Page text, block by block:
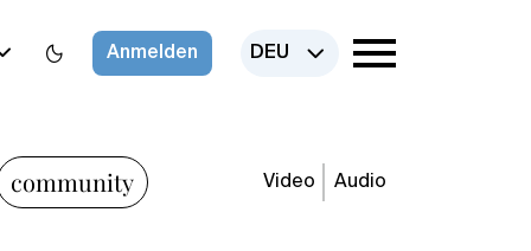
Anmelden DEU
community Video Audio